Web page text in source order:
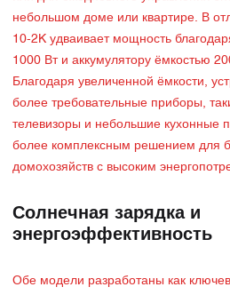
небольшом доме или квартире. В
10-2K удваивает мощность
1000 Вт и аккумулятору ёмкостью
Благодаря увеличенной ёмкости,
более требовательные приборы,
телевизоры и небольшие кухонные
более комплексным решением для
домохозяйств с высоким
Солнечная зарядка и
энергоэффективность
Обе модели разработаны как